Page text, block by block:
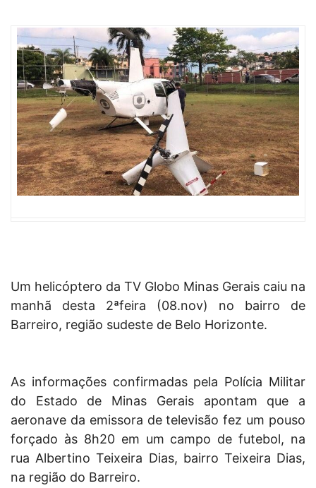
Um helicóptero da TV Globo Minas Gerais caiu na
manhã desta 2ªfeira (08.nov) no bairro de
Barreiro, região sudeste de Belo Horizonte.
As informações confirmadas pela Polícia Militar
do Estado de Minas Gerais apontam que a
aeronave da emissora de televisão fez um pouso
forçado às 8h20 em um campo de futebol, na
rua Albertino Teixeira Dias, bairro Teixeira Dias,
na região do Barreiro.